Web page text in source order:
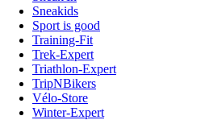
Sneakids
Sport is good
Training-Fit
Trek-Expert
Triathlon-Expert
TripNBikers
Vélo-Store
Winter-Expert